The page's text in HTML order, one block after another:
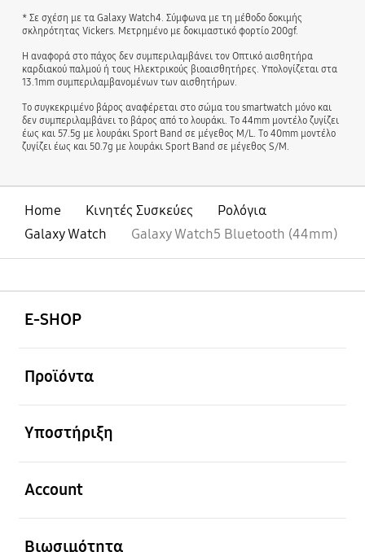
* Σε σχέση με τα Galaxy Watch4. Σύμφωνα με τη μέθοδο δοκιμής
σκληρότητας Vickers. Μετρημένο με δοκιμαστικό φορτίο 200gf.
Η αναφορά στο πάχος δεν συμπεριλαμβάνει τον Οπτικό αισθητήρα
καρδιακού παλμού ή τους Ηλεκτρικούς βιοαισθητήρες. Υπολογίζεται στα
13.1mm συμπεριλαμβανομένων των αισθητήρων.
Το συγκεκριμένο βάρος αναφέρεται στο σώμα του smartwatch μόνο και
δεν συμπεριλαμβάνει το βάρος από το λουράκι. Το 44mm μοντέλο ζυγίζει
έως και 57.5g με λουράκι Sport Band σε μέγεθος M/L. Το 40mm μοντέλο
ζυγίζει έως και 50.7g με λουράκι Sport Band σε μέγεθος S/M.
Home Κινητές Συσκεύες
Ρολόγια
Galaxy Watch
Galaxy Watch5 Bluetooth (44mm)
E-SHOP
Προϊόντα
Υποστήριξη
Account
Βιωσιμότητα